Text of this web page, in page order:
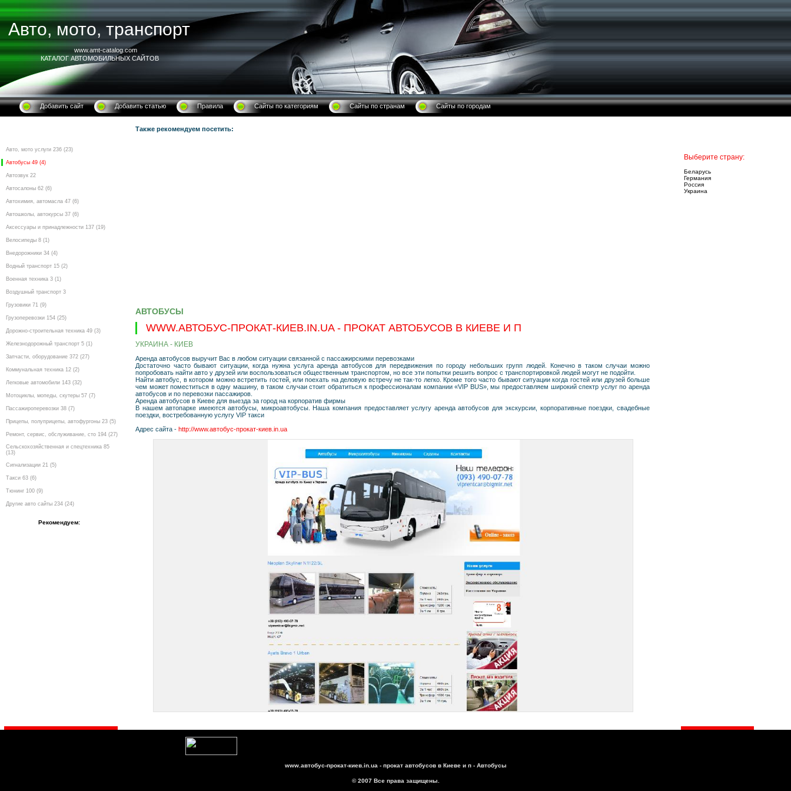
Авто, мото, транспорт
www.amt-catalog.com
КАТАЛОГ АВТОМОБИЛЬНЫХ САЙТОВ
Добавить сайт Добавить статью Правила Сайты по категориям Сайты по странам Сайты по городам
Авто, мото услуги 236 (23)
Автобусы 49 (4)
Автозвук 22
Автосалоны 62 (6)
Автохимия, автомасла 47 (6)
Автошколы, автокурсы 37 (6)
Аксессуары и принадлежности 137 (19)
Велосипеды 8 (1)
Внедорожники 34 (4)
Водный транспорт 15 (2)
Военная техника 3 (1)
Воздушный транспорт 3
Грузовики 71 (9)
Грузоперевозки 154 (25)
Дорожно-строительная техника 49 (3)
Железнодорожный транспорт 5 (1)
Запчасти, оборудование 372 (27)
Коммунальная техника 12 (2)
Легковые автомобили 143 (32)
Мотоциклы, мопеды, скутеры 57 (7)
Пассажироперевозки 38 (7)
Прицепы, полуприцепы, автофургоны 23 (5)
Ремонт, сервис, обслуживание, сто 194 (27)
Сельскохозяйственная и спецтехника 85
(13)
Сигнализации 21 (5)
Такси 63 (6)
Тюнинг 100 (9)
Другие авто сайты 234 (24)
Рекомендуем:
Также рекомендуем посетить:
АВТОБУСЫ
WWW.АВТОБУС-ПРОКАТ-КИЕВ.IN.UA - ПРОКАТ АВТОБУСОВ В КИЕВЕ И П
УКРАИНА - КИЕВ
Аренда автобусов выручит Вас в любом ситуации связанной с пассажирскими перевозками
Достаточно часто бывают ситуации, когда нужна услуга аренда автобусов для передвижения по городу небольших групп людей. Конечно в таком случаи можно
попробовать найти авто у друзей или воспользоваться общественным транспортом, но все эти попытки решить вопрос с транспортировкой людей могут не подойти.
Найти автобус, в котором можно встретить гостей, или поехать на деловую встречу не так-то легко. Кроме того часто бывают ситуации когда гостей или друзей больше
чем может поместиться в одну машину, в таком случаи стоит обратиться к профессионалам компании «VIP BUS», мы предоставляем широкий спектр услуг по аренда
автобусов и по перевозки пассажиров.
Аренда автобусов в Киеве для выезда за город на корпоратив фирмы
В нашем автопарке имеются автобусы, микроавтобусы. Наша компания предоставляет услугу аренда автобусов для экскурсии, корпоративные поездки, свадебные
поездки, востребованную услугу VIP такси
Адрес сайта - http://www.автобус-прокат-киев.in.ua
Выберите страну:
Беларусь
Германия
Россия
Украина
www.автобус-прокат-киев.in.ua - прокат автобусов в Киеве и п - Автобусы
© 2007 Все права защищены.